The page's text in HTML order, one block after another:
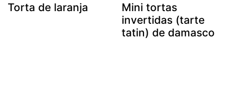
Torta de laranja
Mini tortas
invertidas (tarte
tatin) de damasco